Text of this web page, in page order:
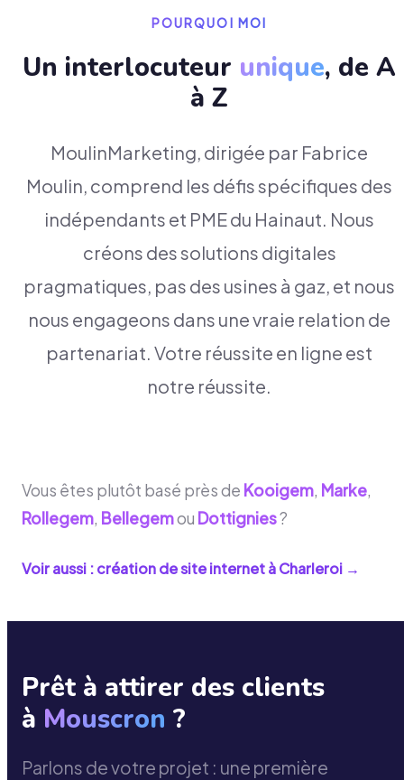
POURQUOI MOI
Un interlocuteur unique, de A
à Z
MoulinMarketing, dirigée par Fabrice
Moulin, comprend les défis spécifiques des
indépendants et PME du Hainaut. Nous
créons des solutions digitales
pragmatiques, pas des usines à gaz, et nous
nous engageons dans une vraie relation de
partenariat. Votre réussite en ligne est
notre réussite.
Vous êtes plutôt basé près de Kooigem, Marke,
Rollegem, Bellegemou Dottignies?
Voir aussi : création de site internet àCharleroi →
Prêt à attirer des clients
à Mouscron ?
Parlons de votre projet : une première